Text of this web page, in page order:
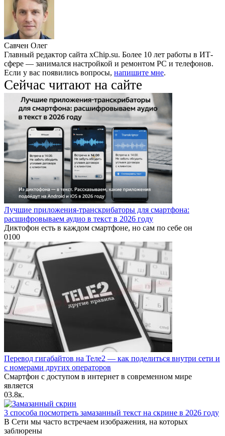
Савчен Олег
Главный редактор сайта xChip.su. Более 10 лет работы в ИТ-
сфере — занимался настройкой и ремонтом PC и телефонов.
Если у вас появились вопросы, напишите мне.
Сейчас читают на сайте
Лучшие приложения-транскрибаторы для смартфона:
расшифровываем аудио в текст в 2026 году
Диктофон есть в каждом смартфоне, но сам по себе он
0100
Перевод гигабайтов на Теле2 — как поделиться внутри сети и
с номерами других операторов
Смартфон с доступом в интернет в современном мире
является
03.8к.
3 способа посмотреть замазанный текст на скрине в 2026 году
В Сети мы часто встречаем изображения, на которых
заблюрены